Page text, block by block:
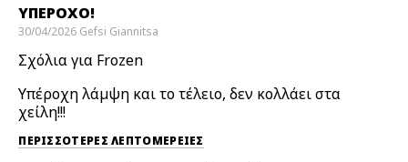
ΥΠΈΡΟΧΟ!
30/04/2026 Gefsi Giannitsa
Σχόλια για Frozen
Υπέροχη λάμψη και το τέλειο, δεν κολλάει στα
χείλη!!!
ΠΕΡΙΣΣΌΤΕΡΕΣ ΛΕΠΤΟΜΈΡΕΙΕΣ